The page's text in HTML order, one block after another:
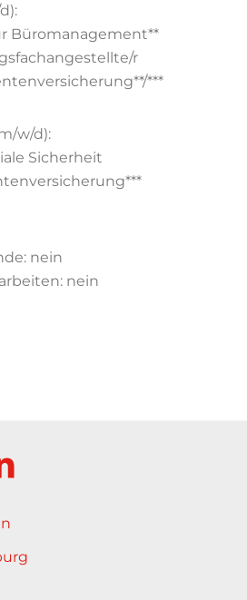
Büromanagement**
r
***
w/d):
Sicherheit
nein
nein